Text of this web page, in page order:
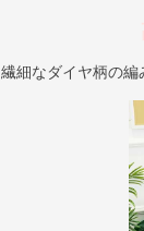
繊細なダイヤ柄の編